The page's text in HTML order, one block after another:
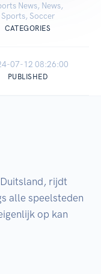
News, News,
Sports, Soccer
CATEGORIES
07-12 08:26:00
PUBLISHED
rijdt
alle speelsteden
op kan